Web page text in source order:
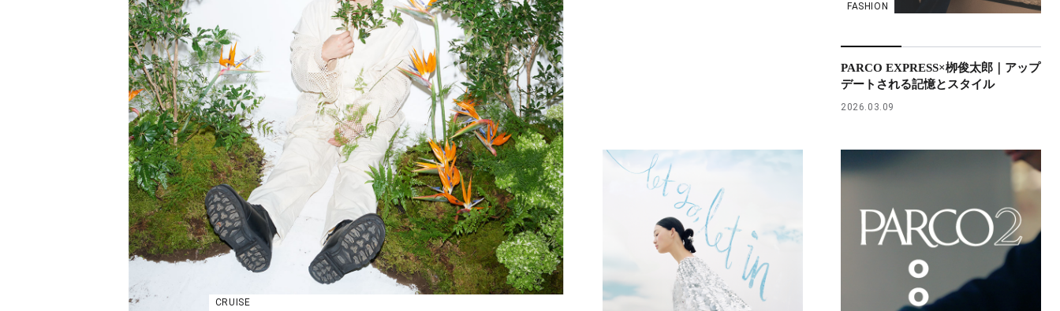
CRUISE
FASHION
PARCO EXPRESS×栁俊太郎｜アップ
デートされる記憶とスタイル
2026.03.09